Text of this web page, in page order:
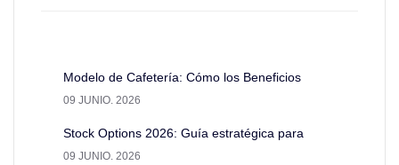
Modelo de Cafetería: Cómo los Beneficios
09 JUNIO. 2026
Stock Options 2026: Guía estratégica para
09 JUNIO. 2026